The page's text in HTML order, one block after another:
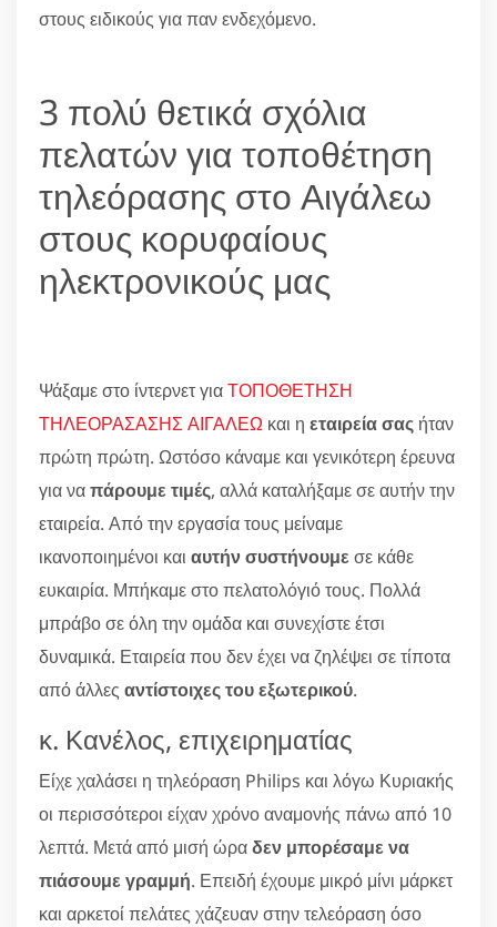
στους ειδικούς για παν ενδεχόμενο.
3 πολύ θετικά σχόλια
πελατών για τοποθέτηση
τηλεόρασης στο Αιγάλεω
στους κορυφαίους
ηλεκτρονικούς μας
Ψάξαμε στο ίντερνετ γιαΤΟΠΟΘΕΤΗΣΗ
ΤΗΛΕΟΡΑΣΑΣΗΣ ΑΙΓΑΛΕΩ και η εταιρεία σας ήταν
πρώτη πρώτη. Ωστόσο κάναμε και γενικότερη έρευνα
για ναπάρουμε τιμές, αλλά καταλήξαμε σε αυτήν την
εταιρεία. Από την εργασία τους μείναμε
ικανοποιημένοι και αυτήν συστήνουμε σε κάθε
ευκαιρία. Μπήκαμε στο πελατολόγιό τους. Πολλά
μπράβο σε όλη την ομάδα και συνεχίστε έτσι
δυναμικά. Εταιρεία που δεν έχει να ζηλέψει σε τίποτα
από άλλες αντίστοιχες του εξωτερικού.
κ. Κανέλος, επιχειρηματίας
Είχε χαλάσει η τηλεόραση Philips και λόγω Κυριακής
οι περισσότεροι είχαν χρόνο αναμονής πάνω από 10
λεπτά. Μετά από μισή ώραδεν μπορέσαμε να
πιάσουμε γραμμή. Επειδή έχουμε μικρό μίνι μάρκετ
και αρκετοί πελάτες χάζευαν στην τελεόραση όσο